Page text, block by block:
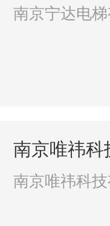
南京宁达电
南京唯祎科
南京唯祎科